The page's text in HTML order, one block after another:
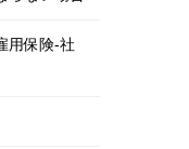
用保険-社